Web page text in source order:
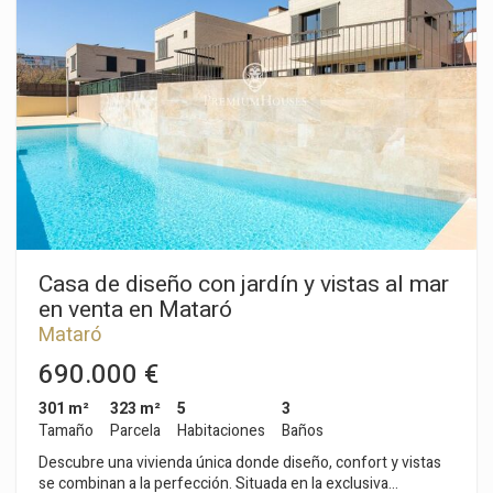
planta está la zona de noche, tres dormitorios y un baño
comunicado con la suite principal, con vestidor. La planta baja
muy luminosa y de grandes dimensiones consta de gran
salón-comedor con cocina abierta, bodega y aseo de cortesía.
Salimos al jardín, distribuido en varios niveles, con terreno
para hacer volar la imaginación, donde además tenemos dos
construcciones anexas polivalentes, árboles frutales e incluso
una zona para un caballo... ¡Destaca de la propiedad las
preciosas vistas frontales al mar! Se encuentra a cinco
minutos de la autopista, centro comercial y a ocho minutos
del centro del pueblo y de la playa.
Casa de diseño con jardín y vistas al mar
en venta en Mataró
Mataró
690.000 €
301 m²
Tamaño
323 m²
Parcela
5
Habitaciones
3
Baños
Descubre una vivienda única donde diseño, confort y vistas
se combinan a la perfección. Situada en la exclusiva